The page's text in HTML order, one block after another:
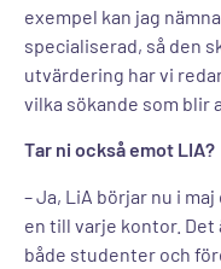
exempel kan jag
specialiserad, så den
utvärdering har vi
vilka sökande som blir
Tar ni också emot LIA?
– Ja, LiA börjar nu i
en till varje kontor.
både studenter och